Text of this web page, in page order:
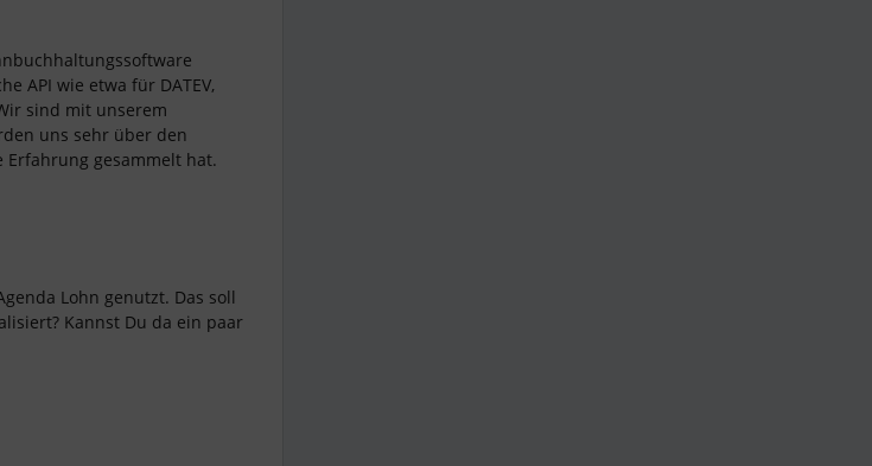
API wie etwa für DATEV,
sind mit unserem
uns sehr über den
gesammelt hat.
Lohn genutzt. Das soll
Kannst Du da ein paar